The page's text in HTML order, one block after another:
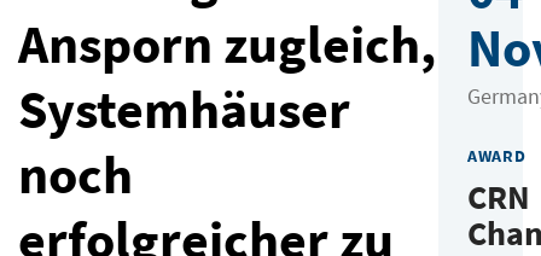
Ansporn zugleich,
Systemhäuser
noch
erfolgreicher zu
AWARD
CRN